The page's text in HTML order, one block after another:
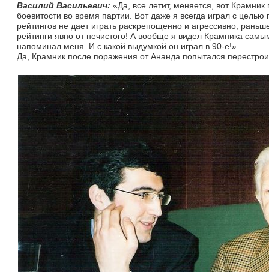
Василий Васильевич: «Да, все летит, меняется, вот
боевитости во время партии. Вот даже я всегда играл с
рейтингов не дает играть раскрепощенно и агрессивно,
рейтинги явно от нечистого! А вообще я видел Крамника
напоминал меня. И с какой выдумкой он играл в 90-е!»
Да, Крамник после поражения от Ананда попытался